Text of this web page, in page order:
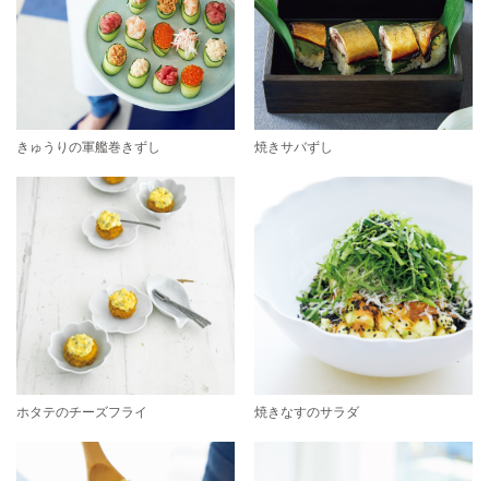
きゅうりの軍艦巻きずし 焼きサバずし
ホタテのチーズフライ 焼きなすのサラダ